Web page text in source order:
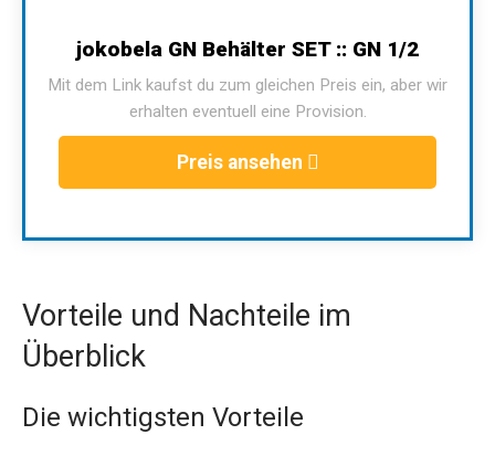
jokobela GN Behälter SET :: GN 1/2
Mit dem Link kaufst du zum gleichen Preis ein, aber wir
erhalten eventuell eine Provision.
Preis ansehen
Vorteile und Nachteile im
Überblick
Die wichtigsten Vorteile